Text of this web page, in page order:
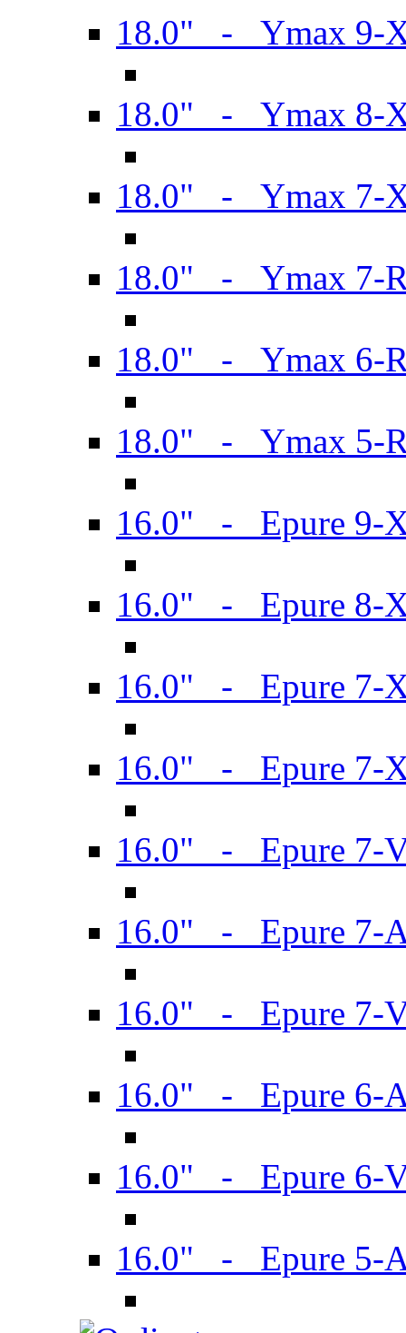
18.0" - Ymax 9-
18.0" - Ymax 8-
18.0" - Ymax 7-
18.0" - Ymax 7-
18.0" - Ymax 6-
18.0" - Ymax 5-
16.0" - Epure 9-
16.0" - Epure 8-
16.0" - Epure 7-
16.0" - Epure 7-
16.0" - Epure 7-
16.0" - Epure 7-
16.0" - Epure 7-
16.0" - Epure 6-
16.0" - Epure 6-
16.0" - Epure 5-